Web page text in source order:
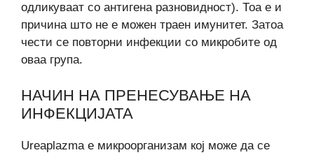
одликуваат со антигена разновидност). Тоа е и
причина што не е можен траен имунитет. Затоа
чести се повторни инфекции со микробите од
оваа група.
НАЧИН НА ПРЕНЕСУВАЊЕ НА
ИНФЕКЦИЈАТА
Ureaplazma е микроорганизам кој може да се